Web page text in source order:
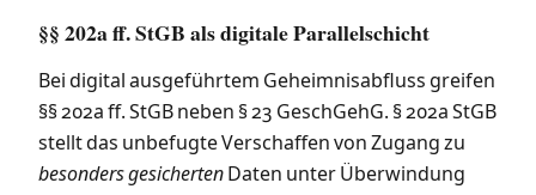
§§ 202a ff. StGB als digitale Parallelschicht
Bei digital ausgeführtem Geheimnisabfluss greifen
§§ 202a ff. StGB neben § 23 GeschGehG. § 202a StGB
stellt das unbefugte Verschaffen von Zugang zu
besonders gesichertenDaten unter Überwindung